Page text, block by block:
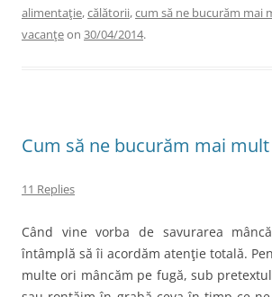
alimentaţie,călătorii,cum să ne bucurăm mai
vacanţeon 30/04/2014.
Cum să ne bucurăm mai
11 Replies
Când vine vorba de savurarea
întâmplă să îi acordăm atenţie totală.
multe ori mâncăm pe fugă, sub